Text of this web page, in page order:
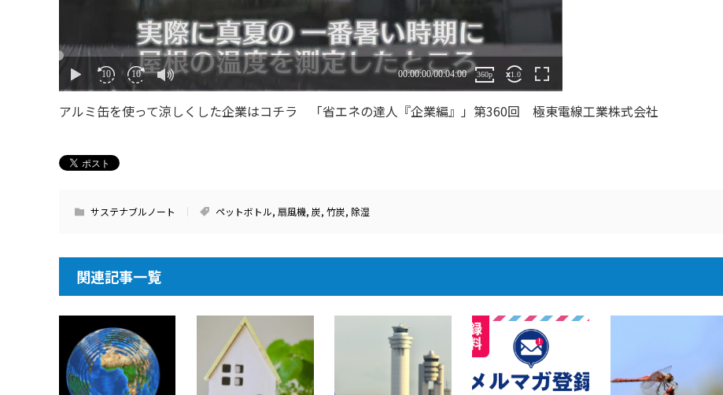
アルミ缶を使って涼しくした企業はコチラ 「省エネの達人『企業編』」第360回 極東電線工業株式会社
サステナブルノート ペットボトル, 扇風機, 炭, 竹炭, 除湿
関連記事一覧